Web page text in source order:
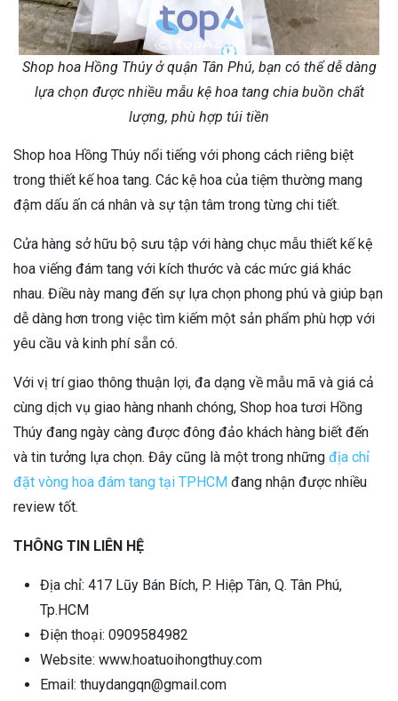
Shop hoa Hồng Thúy ở quận Tân Phú, bạn có thể dễ dàng
lựa chọn được nhiều mẫu kệ hoa tang chia buồn chất
lượng, phù hợp túi tiền
Shop hoa Hồng Thúy nổi tiếng với phong cách riêng biệt
trong thiết kế hoa tang. Các kệ hoa của tiệm thường mang
đậm dấu ấn cá nhân và sự tận tâm trong từng chi tiết.
Cửa hàng sở hữu bộ sưu tập với hàng chục mẫu thiết kế kệ
hoa viếng đám tang với kích thước và các mức giá khác
nhau. Điều này mang đến sự lựa chọn phong phú và giúp bạn
dễ dàng hơn trong việc tìm kiếm một sản phẩm phù hợp với
yêu cầu và kinh phí sẵn có.
Với vị trí giao thông thuận lợi, đa dạng về mẫu mã và giá cả
cùng dịch vụ giao hàng nhanh chóng, Shop hoa tươi Hồng
Thúy đang ngày càng được đông đảo khách hàng biết đến
và tin tưởng lựa chọn. Đây cũng là một trong những địa chỉ
đặt vòng hoa đám tang tại TPHCM đang nhận được nhiều
review tốt.
THÔNG TIN LIÊN HỆ
Địa chỉ: 417 Lũy Bán Bích, P. Hiệp Tân, Q. Tân Phú,
Tp.HCM
Điện thoại: 0909584982
Website: www.hoatuoihongthuy.com
Email: thuydangqn@gmail.com